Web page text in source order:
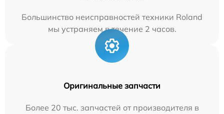
Большинство неисправностей техники Roland
мы устраняем в течение 2 часов.
Оригинальные запчасти
Более 20 тыс. запчастей от производителя в